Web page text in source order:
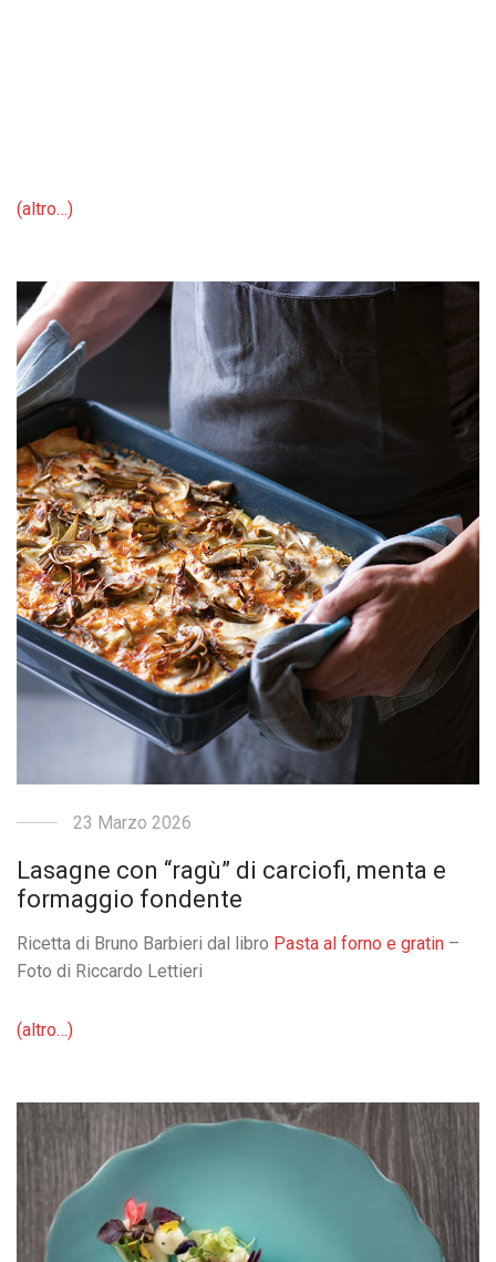
(altro…)
23 Marzo 2026
Lasagne con “ragù” di carciofi, menta e
formaggio fondente
Ricetta di Bruno Barbieri dal libro Pasta al forno e gratin –
Foto di Riccardo Lettieri
(altro…)